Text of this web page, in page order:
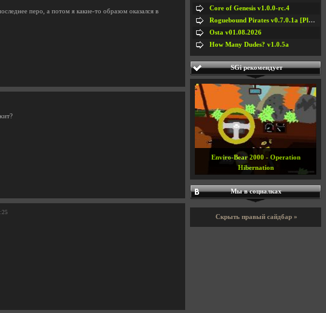
перо, а потом я какие-то образом оказался в
Core of Genesis v1.0.0-rc.4
Roguebound Pirates v0.7.0.1a [Playtest]
Osta v01.08.2026
How Many Dudes? v1.0.5a
SGi рекомендует
Enviro-Bear 2000 - Operation
Hibernation
Мы в социалках
Скрыть правый сайдбар »